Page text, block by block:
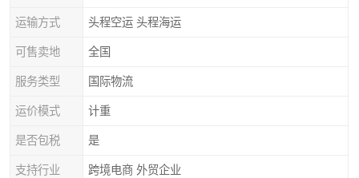
运输方式 头程空运 头程海运
可售卖地 全国
服务类型 国际物流
运价模式 计重
是否包税 是
支持行业 跨境电商 外贸企业